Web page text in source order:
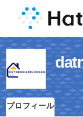
プロフィール